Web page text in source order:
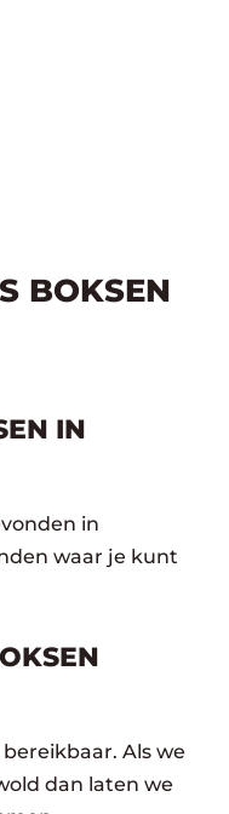
BOKSEN
IN
in
waar je kunt
Als we
dan laten we